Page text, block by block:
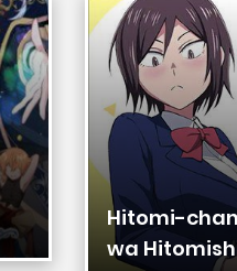
Hitomi-chan
wa